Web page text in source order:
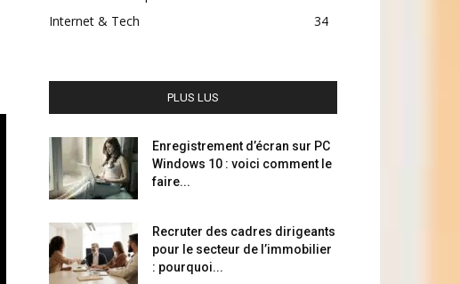
Internet & Tech
34
PLUS LUS
Enregistrement d’écran sur PC
Windows 10 : voici comment le
faire...
Recruter des cadres dirigeants
pour le secteur de l’immobilier
: pourquoi...